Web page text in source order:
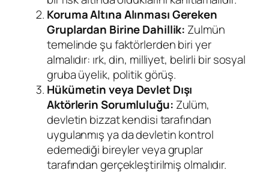
Koruma Altına Alınması Gereken
Gruplardan Birine Dahillik: Zulmün
temelinde şu faktörlerden biri yer
almalıdır: ırk, din, milliyet, belirli bir sosyal
gruba üyelik, politik görüş.
Hükümetin veya Devlet Dışı
Aktörlerin Sorumluluğu: Zulüm,
devletin bizzat kendisi tarafından
uygulanmış ya da devletin kontrol
edemediği bireyler veya gruplar
tarafından gerçekleştirilmiş olmalıdır.